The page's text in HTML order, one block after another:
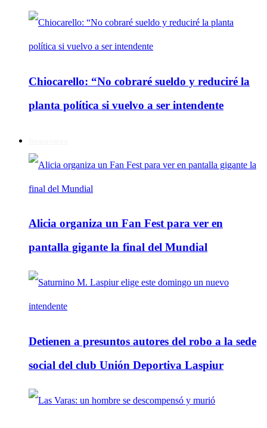
Chiocarello: “No cobraré sueldo y reduciré la
planta política si vuelvo a ser intendente
Alicia organiza un Fan Fest para ver en
pantalla gigante la final del Mundial
Detienen a presuntos autores del robo a la sede
social del club Unión Deportiva Laspiur